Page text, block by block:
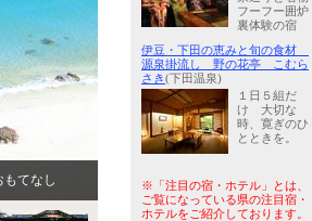
てなし
フーフー囲炉
裏体験の宿
伊豆・下田の恵みと旬の食材
源泉掛流し 野の花亭 こむら
さき(下田温泉)
１日５組だ
け 大切な
時、寛ぎのひ
とときを。
※「注目の宿・ホテル」とは、
ご覧になっている県の注目宿・
ホテルをご紹介しております。